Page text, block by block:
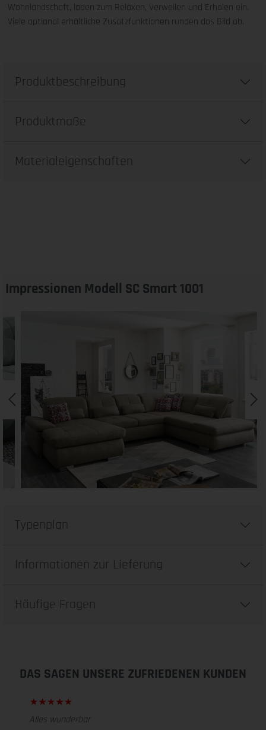
Wohnlandschaft, laden zum Relaxen, Verweilen und Erholen ein.
Viele optional erhältliche Zusatzfunktionen runden das Bild ab.
Produktbeschreibung
Produktmaße
Materialeigenschaften
Impressionen Modell SC Smart 1001
Typenplan
Informationen zur Lieferung
Häufige Fragen
DAS SAGEN UNSERE ZUFRIEDENEN KUNDEN
Alles wunderbar